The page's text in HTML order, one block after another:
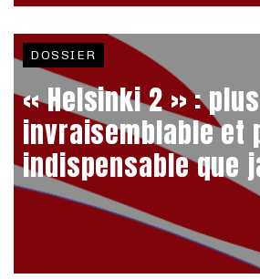
DOSSIER
« Helsinki 2 » : plus
invraisemblable et
indispensable que